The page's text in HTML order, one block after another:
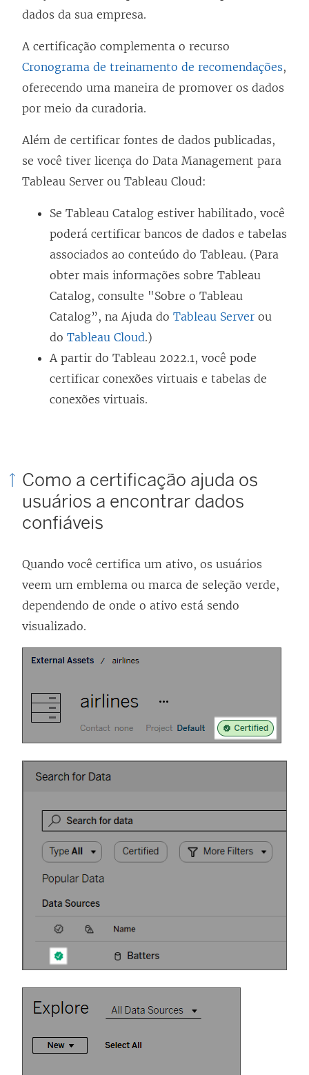
dados da sua empresa.
A certificação complementa o recurso
Cronograma de treinamento de recomendações,
oferecendo uma maneira de promover os dados
por meio da curadoria.
Além de certificar fontes de dados publicadas,
se você tiver licença do Data Management para
Tableau Server ou Tableau Cloud:
Se Tableau Catalog estiver habilitado, você
poderá certificar bancos de dados e tabelas
associados ao conteúdo do Tableau. (Para
obter mais informações sobre Tableau
Catalog, consulte "Sobre o Tableau
Catalog”, na Ajuda do Tableau Server ou
do Tableau Cloud.)
A partir do Tableau 2022.1, você pode
certificar conexões virtuais e tabelas de
conexões virtuais.
Como a certificação ajuda os
usuários a encontrar dados
confiáveis
Quando você certifica um ativo, os usuários
veem um emblema ou marca de seleção verde,
dependendo de onde o ativo está sendo
visualizado.